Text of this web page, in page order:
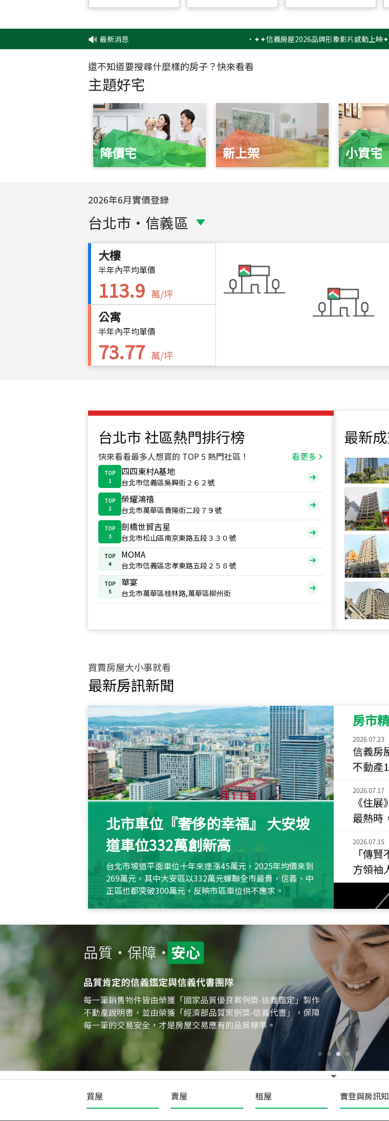
最新消息 ✦✦信義房屋2026品牌形象影片感動上映✦✦ ‧信
還不知道要搜尋什麼樣的房子？快來看看
主題好宅
降價宅 新上架 小資宅
2026年6月實價登錄
台北市 ・ 信義區
大樓
半年內平均單價
113.9 萬/坪
公寓
半年內平均單價
73.77 萬/坪
台北市 社區熱門排行榜
快來看看最多人想買的 TOP 5 熱門社區！ 看更多
TOP
1
四四東村A基地
台北市信義區吳興街２６２號
TOP
2
榮耀鴻禧
台北市萬華區貴陽街二段７９號
TOP
3
劍橋世貿吉星
台北市松山區南京東路五段３３０號
TOP
4
MOMA
台北市信義區忠孝東路五段２５８號
TOP
5
華宴
台北市萬華區桂林路,萬華區柳州街
最新
買賣房屋大小事就看
最新房訊新聞
北市車位『奢侈的幸福』 大安坡
道車位332萬創新高
台北市坡道平面車位十年來連漲45萬元，2025年均價來到
269萬元，其中大安區以332萬元蟬聯全市最貴，信義、中
正區也都突破300萬元，反映市區車位供不應求。
房市
2026.07.23
信義房
不動產
2026.07.17
《住
最熱時
2026.07.15
「傳
方領袖
買屋 賣屋 租屋 實登與房訊